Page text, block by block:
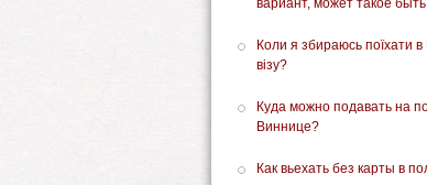
вариант, может такое
Коли я збираюсь поїхати
візу?
Куда можно подавать на
Виннице?
Как вьехать без карты в